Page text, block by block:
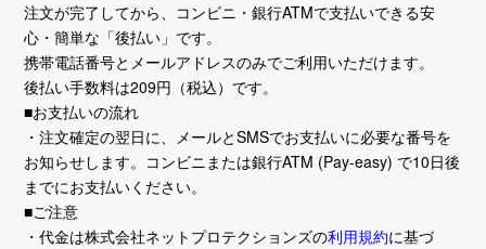
注文が完了してから、コンビニ・銀行ATMで支払いできる安
心・簡単な「後払い」です。
携帯電話番号とメールアドレスのみでご利用いただけます。
後払い手数料は209円（税込）です。
■お支払いの流れ
・注文確定の翌日に、メールとSMSでお支払いに必要な番号を
お知らせします。コンビニまたは銀行ATM (Pay-easy) で10日後
までにお支払いください。
■ご注意
・代金は株式会社ネットプロテクションズの利用規約に基づ